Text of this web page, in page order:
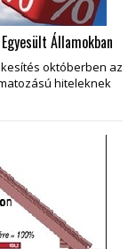
Államokban
októberben az
hiteleknek